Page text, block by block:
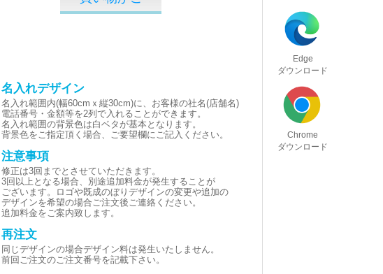
Edge
ダウンロード
Chrome
ダウンロード
名入れデザイン
名入れ範囲内(幅60cmｘ縦30cm)に、お客様の社名(店舗名)
電話番号・金額等を2列で入れることができます。
名入れ範囲の背景色は白ベタが基本となります。
背景色をご指定頂く場合、ご要望欄にご記入ください。
注意事項
修正は3回までとさせていただきます。
3回以上となる場合、別途追加料金が発生することが
ございます。ロゴや既成のぼりデザインの変更や追加の
デザインを希望の場合ご注文後ご連絡ください。
追加料金をご案内致します。
再注文
同じデザインの場合デザイン料は発生いたしません。
前回ご注文のご注文番号を記載下さい。